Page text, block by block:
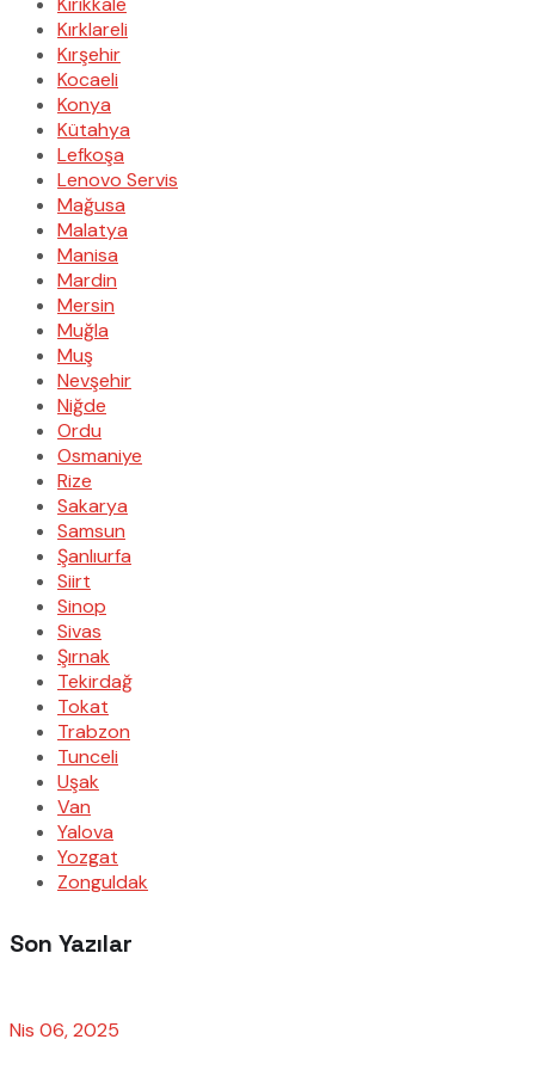
Kırklareli
Kırşehir
Kocaeli
Konya
Kütahya
Lefkoşa
Lenovo Servis
Mağusa
Malatya
Manisa
Mardin
Mersin
Muğla
Muş
Nevşehir
Niğde
Ordu
Osmaniye
Rize
Sakarya
Samsun
Şanlıurfa
Siirt
Sinop
Sivas
Şırnak
Tekirdağ
Tokat
Trabzon
Tunceli
Uşak
Van
Yalova
Yozgat
Zonguldak
Son Yazılar
Nis 06, 2025